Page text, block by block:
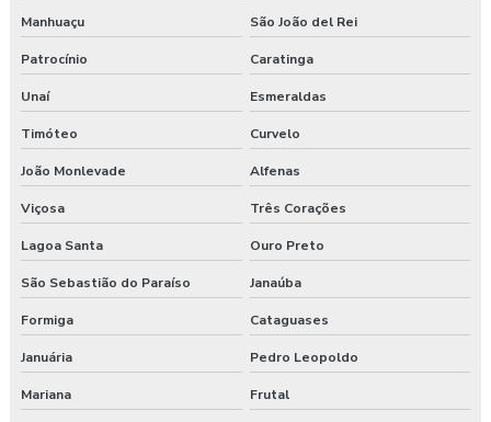
Laudo de avaliação ergonômica
Laudo de ergonomia
Laudo ergonômico e análise ergonômica do trabalho
Laudo ergonômico cadeira
Laudo ergonômico construção civil
Laudo ergonômico do trabalho
Laudo ergonômico esocial
Laudo ergonômico de iluminação
Manhuaçu São João del Rei
Patrocínio Caratinga
Unaí Esmeraldas
Timóteo Curvelo
João Monlevade Alfenas
Viçosa Três Corações
Lagoa Santa Ouro Preto
São Sebastião do Paraíso Janaúba
Formiga Cataguases
Januária Pedro Leopoldo
Mariana Frutal